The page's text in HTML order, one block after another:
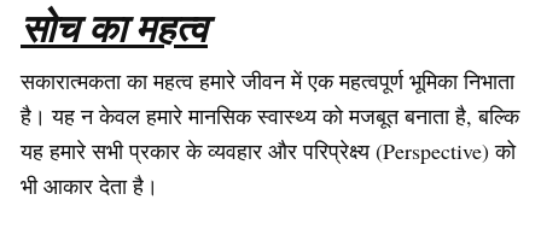
सोच का महत्व
सकारात्मकता का महत्व हमारे जीवन में एक महत्वपूर्ण भूमिका निभाता
है। यह न केवल हमारे मानसिक स्वास्थ्य को मजबूत बनाता है, बल्कि
यह हमारे सभी प्रकार के व्यवहार और परिप्रेक्ष्य (Perspective)को
भी आकार देता है।